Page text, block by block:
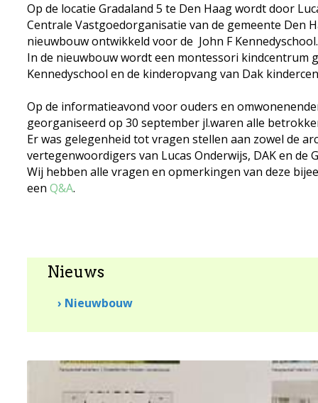
Op de locatie Gradaland 5 te Den Haag wordt door
Centrale Vastgoedorganisatie van de gemeente Den
nieuwbouw ontwikkeld voor de John F Kennedyschool.
In de nieuwbouw wordt een montessori kindcentrum
Kennedyschool en de kinderopvang van Dak
Op de informatieavond voor ouders en
georganiseerd op 30 september jl.waren alle
Er was gelegenheid tot vragen stellen aan zowel de
vertegenwoordigers van Lucas Onderwijs, DAK en de
Wij hebben alle vragen en opmerkingen van deze
een Q&A.
Nieuws
› Nieuwbouw